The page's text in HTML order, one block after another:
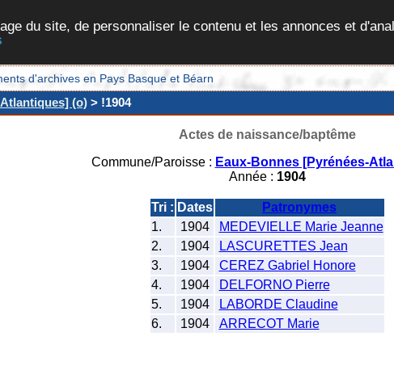
du site, de personnaliser le contenu et les annonces et
d'archives en Pays Basque et Béarn
(o) > !1904
Actes de naissance/baptême
Commune/Paroisse : Eaux-Bonnes [Pyrénées-
Année : 1904
Tri : Dates
Patronymes
1.
1904
MEDEVIELLE Marie Jeanne
2.
1904
LASCURETTES Jean
3.
1904
CEREZ Gabriel Honore
4.
1904
DELFORNO Pierre
5.
1904
LABORDE Claudine
6.
1904 ARRECOT Marie